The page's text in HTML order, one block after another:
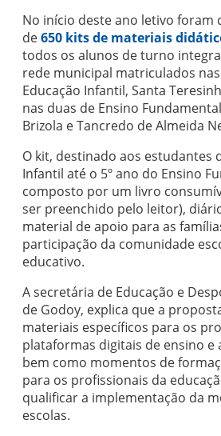
No início deste ano letivo foram
de650 kits de materiais
todos os alunos de turno
rede municipal matriculados
Educação Infantil, Santa
nas duas de Ensino
Brizola e Tancredo de Almeida
O kit, destinado aos estudantes
Infantil até o 5º ano do Ensino
composto por um livro
ser preenchido pelo leitor),
material de apoio para as
participação da comunidade
educativo.
A secretária de Educação e
de Godoy, explica que a
materiais específicos para os
plataformas digitais de ensino e
bem como momentos de
para os profissionais da
qualificar a implementação da
escolas.